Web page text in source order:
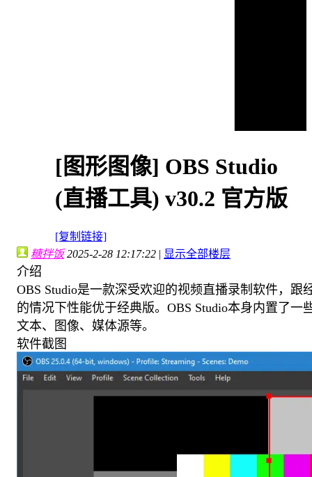
[图形图像] OBS Studio
(直播工具) v30.2 官方版
[复制链接]
糖拌饭2025-2-28 12:17:22 | 显示全部楼层
介绍
OBS Studio是一款深受欢迎的视频直播录制软件，
的情况下性能优于经典版。OBS Studio本身内置了
文本、图像、媒体源等。
软件截图